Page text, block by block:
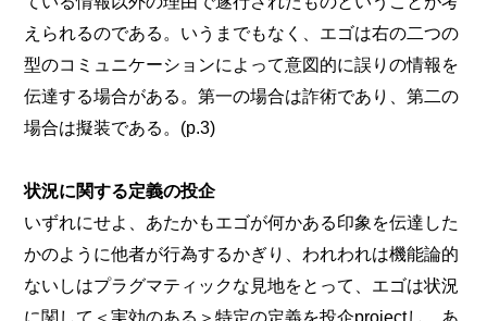
えられるのである。いうまでもなく、エゴは右の二つの
型のコミュニケーションによって意図的に誤りの情報を
伝達する場合がある。第一の場合は詐術であり、第二の
場合は擬装である。(p.3)
状況に関する定義の投企
いずれにせよ、あたかもエゴが何かある印象を伝達した
かのように他者が行為するかぎり、われわれは機能論的
ないしはプラグマティックな見地をとって、エゴは状況